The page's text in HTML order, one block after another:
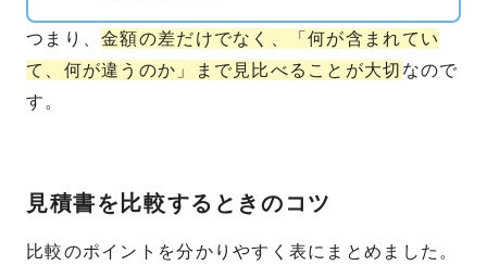
つまり、金額の差だけでなく、「何が含まれてい
て、何が違うのか」まで見比べることが大切 なので
す。
見積書を比較するときのコツ
比較のポイントを分かりやすく表にまとめました。